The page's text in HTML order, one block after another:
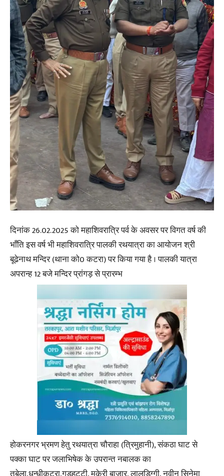
दिनांक 26.02.2025 को महाशिवरात्रि पर्व के अवसर पर विगत वर्ष की
भाँति इस वर्ष भी महाशिवरात्रि पालकी रथयात्रा का आयोजन श्री
बूढेनाथ मन्दिर (थाना को0 कटरा) पर किया गया है । पालकी यात्रा
अपरान्ह 12 बजे मन्दिर प्रांगड़ से प्रारम्भ
होकरनगर भ्रमण हेतु रथयात्रा चौराहा (त्रिमुहानी), संकठा घाट से
पक्का घाट पर जलाभिषेक के उपरान्त नबालक का